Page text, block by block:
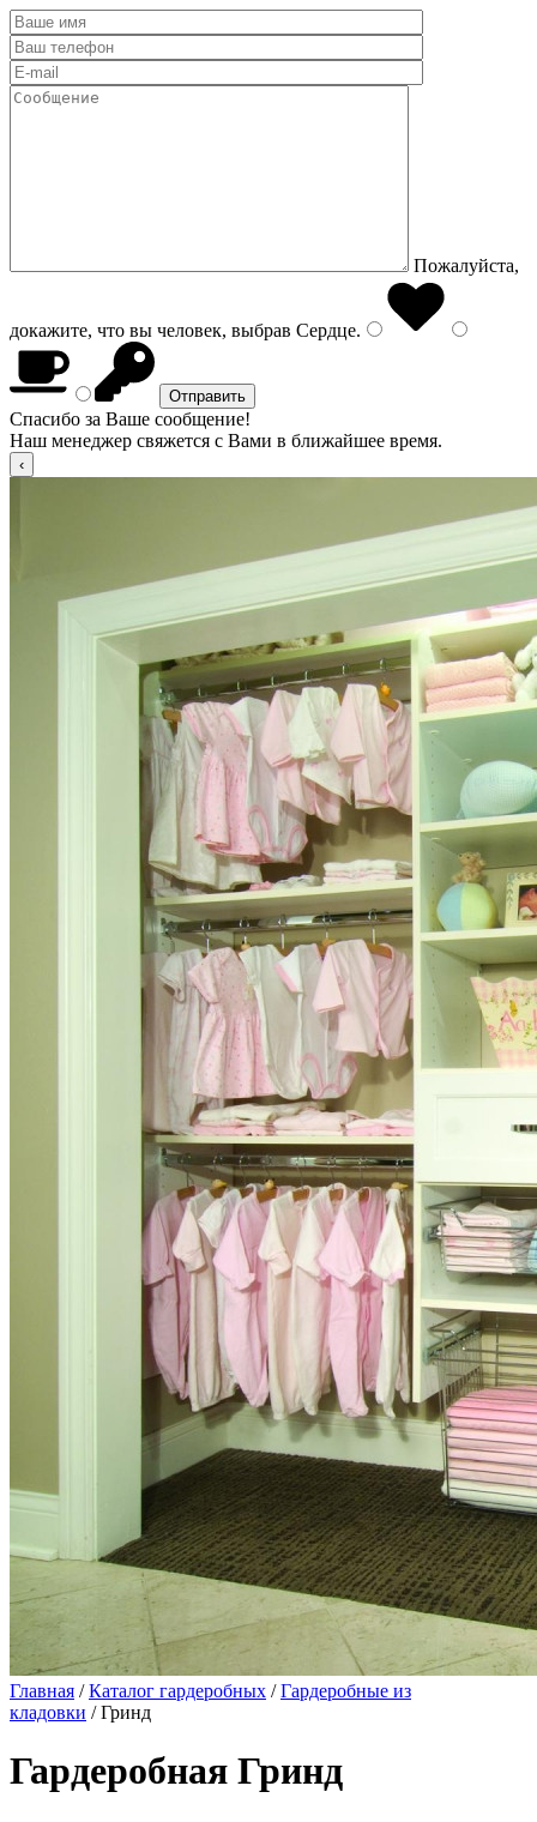
Пожалуйста,
докажите, что вы человек, выбрав Сердце.
Спасибо за Ваше сообщение!
Наш менеджер свяжется с Вами в ближайшее время.
Главная /Каталог гардеробных /Гардеробные из
кладовки / Гринд
Гардеробная Гринд